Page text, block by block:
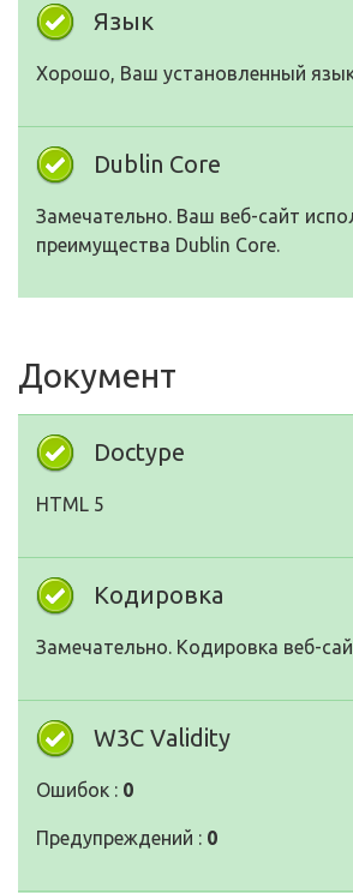
Язык
Хорошо, Ваш установленный
Dublin Core
Замечательно. Ваш веб-сайт
преимущества Dublin Core.
Документ
Doctype
HTML 5
Кодировка
Замечательно. Кодировка веб-
W3C Validity
Ошибок : 0
Предупреждений : 0